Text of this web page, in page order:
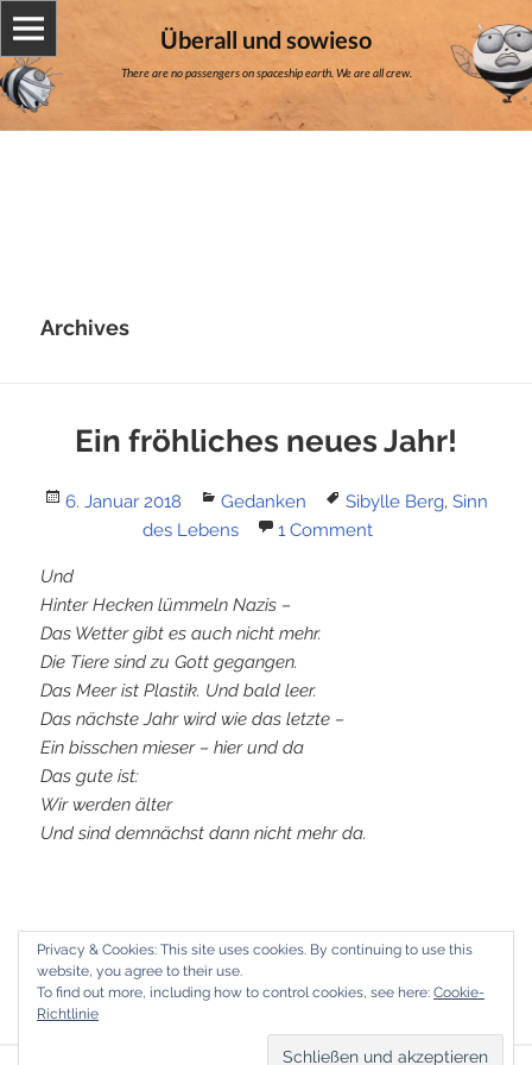
Überall und sowieso
There are no passengers on spaceship earth. We are all crew.
Archives
Ein fröhliches neues Jahr!
Posted
6. Januar 2018 Categories
Gedanken Tags
Sibylle Berg, Sinn
des Lebens
1 Comment
Und
Hinter Hecken lümmeln Nazis –
Das Wetter gibt es auch nicht mehr.
Die Tiere sind zu Gott gegangen.
Das Meer ist Plastik. Und bald leer.
Das nächste Jahr wird wie das letzte –
Ein bisschen mieser – hier und da
Das gute ist:
Wir werden älter
Und sind demnächst dann nicht mehr da.
Aus einem Artikelder wunderbaren Sibylle Berg.
Privacy & Cookies: This site uses cookies. By continuing to use this
website, you agree to their use.
To find out more, including how to control cookies, see here: Cookie-
Richtlinie